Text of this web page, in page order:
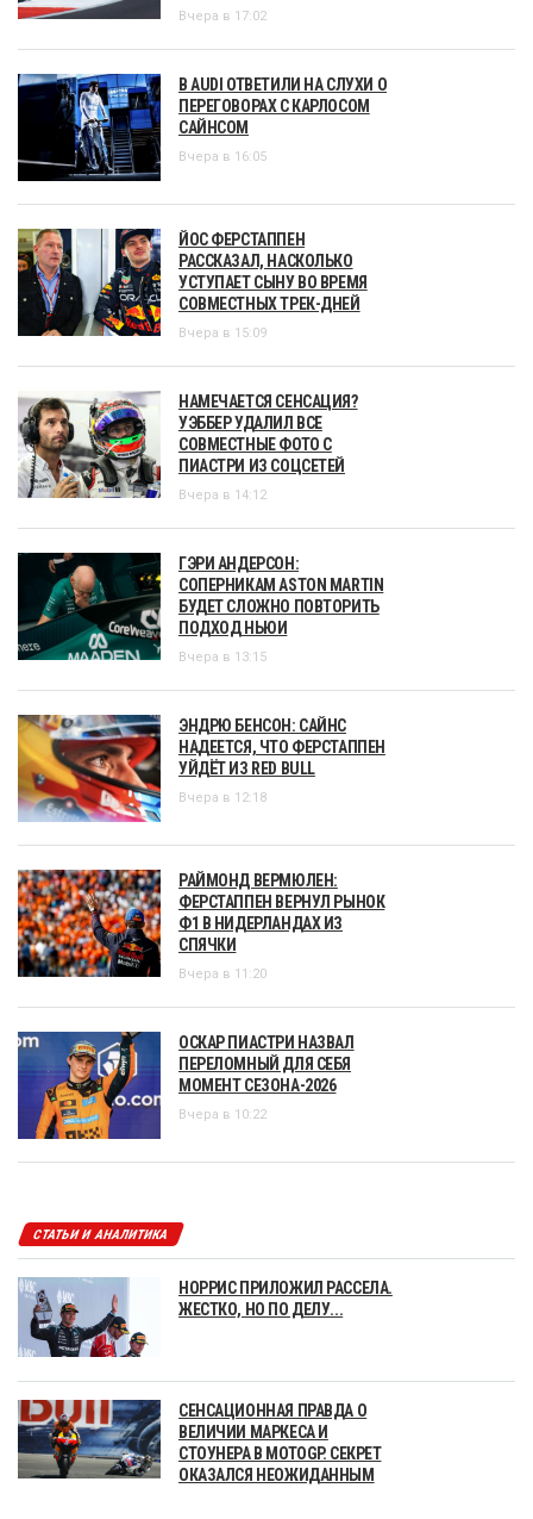
Вчера в 17:02
В AUDI ОТВЕТИЛИ НА СЛУХИ О
ПЕРЕГОВОРАХ С КАРЛОСОМ
САЙНСОМ
Вчера в 16:05
ЙОС ФЕРСТАППЕН
РАССКАЗАЛ, НАСКОЛЬКО
УСТУПАЕТ СЫНУ ВО ВРЕМЯ
СОВМЕСТНЫХ ТРЕК-ДНЕЙ
Вчера в 15:09
НАМЕЧАЕТСЯ СЕНСАЦИЯ?
УЭББЕР УДАЛИЛ ВСЕ
СОВМЕСТНЫЕ ФОТО С
ПИАСТРИ ИЗ СОЦСЕТЕЙ
Вчера в 14:12
ГЭРИ АНДЕРСОН:
СОПЕРНИКАМ ASTON MARTIN
БУДЕТ СЛОЖНО ПОВТОРИТЬ
ПОДХОД НЬЮИ
Вчера в 13:15
ЭНДРЮ БЕНСОН: САЙНС
НАДЕЕТСЯ, ЧТО ФЕРСТАППЕН
УЙДЁТ ИЗ RED BULL
Вчера в 12:18
РАЙМОНД ВЕРМЮЛЕН:
ФЕРСТАППЕН ВЕРНУЛ РЫНОК
Ф1 В НИДЕРЛАНДАХ ИЗ
СПЯЧКИ
Вчера в 11:20
ОСКАР ПИАСТРИ НАЗВАЛ
ПЕРЕЛОМНЫЙ ДЛЯ СЕБЯ
МОМЕНТ СЕЗОНА-2026
Вчера в 10:22
СТАТЬИ И АНАЛИТИКА
НОРРИС ПРИЛОЖИЛ РАССЕЛА.
ЖЕСТКО, НО ПО ДЕЛУ...
СЕНСАЦИОННАЯ ПРАВДА О
ВЕЛИЧИИ МАРКЕСА И
СТОУНЕРА В MOTOGP. СЕКРЕТ
ОКАЗАЛСЯ НЕОЖИДАННЫМ